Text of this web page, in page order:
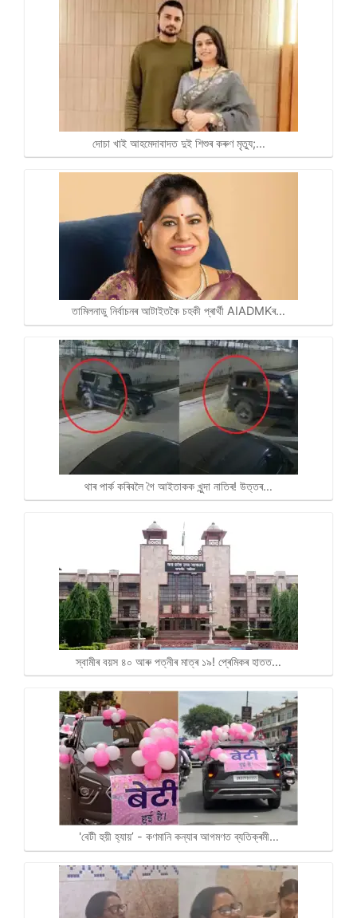
দোচা খাই আহমেদাবাদত দুই শিশুৰ কৰুণ মৃত্যু;…
তামিলনাডু নিৰ্বাচনৰ আটাইতকৈ চহকী প্ৰাৰ্থী AIADMKৰ…
থাৰ পাৰ্ক কৰিবলৈ গৈ আইতাকক খুন্দা নাতিৰ! উত্তৰ…
স্বামীৰ বয়স ৪০ আৰু পত্নীৰ মাত্ৰ ১৯! প্ৰেমিকৰ হাতত…
'বেটী হুয়ী হ্যায়’ - কণমানি কন্যাৰ আগমণত ব্যতিক্ৰমী…